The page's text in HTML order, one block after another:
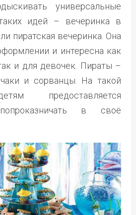
универсальные
идей – вечеринка в
пиратская вечеринка. Она
и интересна как
и для девочек. Пираты –
и сорванцы. На такой
предоставляется
в своё